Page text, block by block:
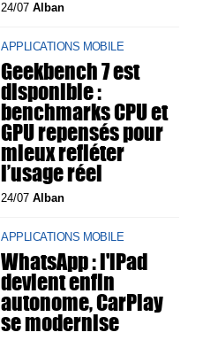
24/07Alban
APPLICATIONS MOBILE
Geekbench 7 est
disponible :
benchmarks CPU et
GPU repensés pour
mieux refléter
l’usage réel
24/07Alban
APPLICATIONS MOBILE
WhatsApp : l'iPad
devient enfin
autonome, CarPlay
se modernise